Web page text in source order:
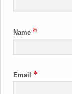
Name *
Email *